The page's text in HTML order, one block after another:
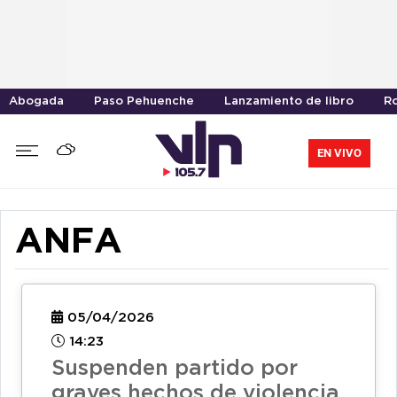
Abogada Paso Pehuenche Lanzamiento de libro
EN VIVO
ANFA
05/04/2026
14:23
Suspenden partido por